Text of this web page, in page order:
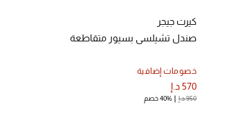
كيرت جيجر
صندل تشيلسي بسيور متقاطعة
خصومات إضافية
570 د.إ
950 د.إ 40% خصم